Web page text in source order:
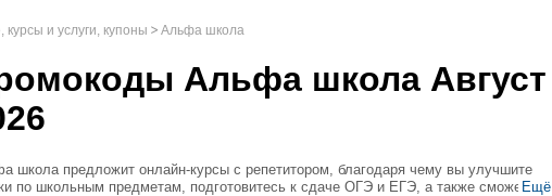
и услуги, купоны Альфа школа
Альфа школа Август
школа предложит онлайн-курсы с репетитором, благодаря чему вы улучшите
по школьным предметам, подготовитесь к сдаче ОГЭ и ЕГЭ, а также сможетеЕщё